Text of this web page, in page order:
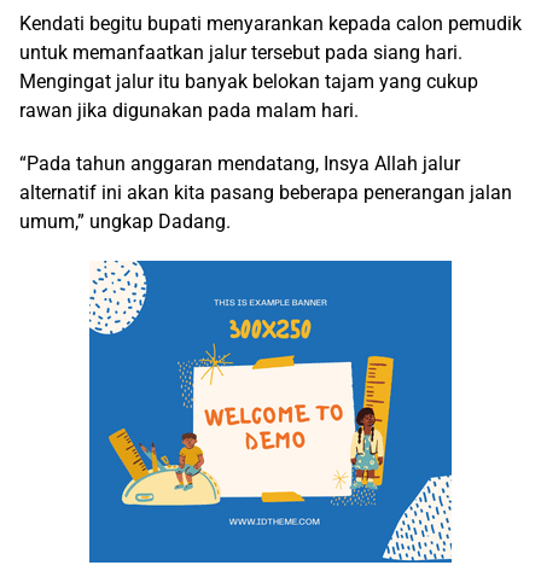
Kendati begitu bupati menyarankan kepada calon pemudik
untuk memanfaatkan jalur tersebut pada siang hari.
Mengingat jalur itu banyak belokan tajam yang cukup
rawan jika digunakan pada malam hari.
“Pada tahun anggaran mendatang, Insya Allah jalur
alternatif ini akan kita pasang beberapa penerangan jalan
umum,” ungkap Dadang.